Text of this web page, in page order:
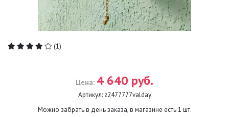
(1)
Цена: 4 640 руб.
Артикул: z2477777valday
Можно забрать в день заказа, в магазине есть1 шт.